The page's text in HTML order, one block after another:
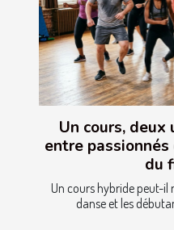
Un cours, deux
entre
du
Un cours hybride peut-il
danse et les